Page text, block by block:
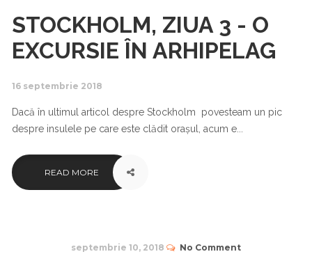
STOCKHOLM, ZIUA 3 - O
EXCURSIE ÎN ARHIPELAG
16 septembrie 2018
Dacă în ultimul articol despre Stockholm povesteam un pic
despre insulele pe care este clădit orașul, acum e...
READ MORE
septembrie 10, 2018 No Comment